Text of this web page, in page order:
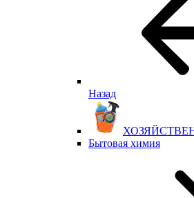
Назад
Бытовая химия